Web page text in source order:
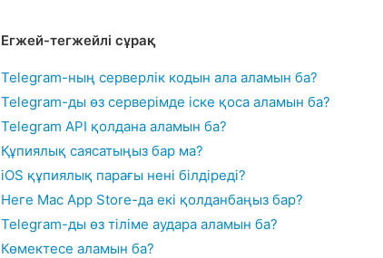
Егжей-тегжейлі сұрақ
Telegram-ның серверлік кодын ала аламын ба?
Telegram-ды өз серверімде іске қоса аламын ба?
Telegram API қолдана аламын ба?
Құпиялық саясатыңыз бар ма?
iOS құпиялық парағы нені білдіреді?
Неге Mac App Store-да екі қолданбаңыз бар?
Telegram-ды өз тіліме аудара аламын ба?
Көмектесе аламын ба?